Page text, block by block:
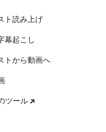
ト読み上げ
幕起こし
トから動画へ
ツール